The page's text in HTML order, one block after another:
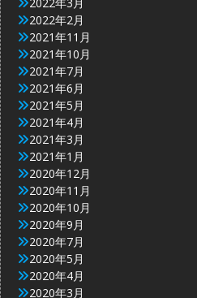
2022年2月
2021年11月
2021年10月
2021年7月
2021年6月
2021年5月
2021年4月
2021年3月
2021年1月
2020年12月
2020年11月
2020年10月
2020年9月
2020年7月
2020年5月
2020年4月
2020年3月